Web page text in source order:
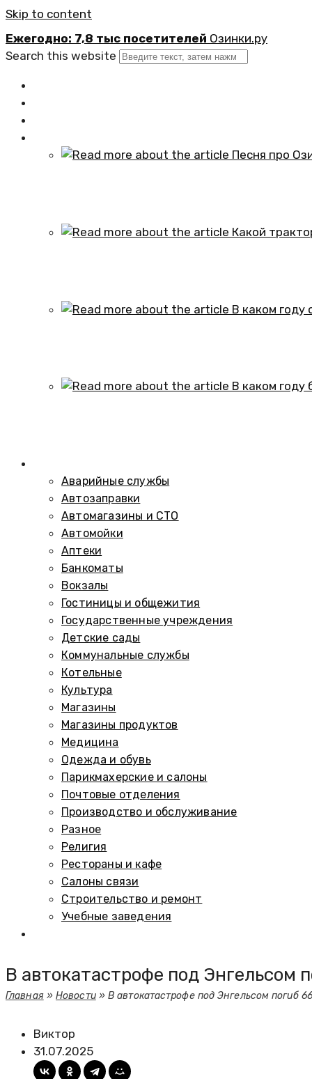
Skip to content
Ежегодно: 7,8 тыс посетителей Озинки.ру
Search this website
Аварийные службы
Автозаправки
Автомагазины и СТО
Автомойки
Аптеки
Банкоматы
Вокзалы
Гостиницы и общежития
Государственные учреждения
Детские сады
Коммунальные службы
Котельные
Культура
Магазины
Магазины продуктов
Медицина
Одежда и обувь
Парикмахерские и салоны
Почтовые отделения
Производство и обслуживание
Разное
Религия
Рестораны и кафе
Салоны связи
Строительство и ремонт
Учебные заведения
В автокатастрофе под Энгельсом
Главная»Новости»В автокатастрофе под Энгельсом погиб
Виктор
31.07.2025